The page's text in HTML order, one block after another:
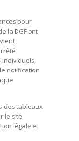
pour
la DGF ont
individuels,
notification
des tableaux
le site
légale et